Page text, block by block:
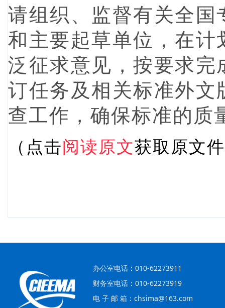
请组织、监督有关全
和主要起草单位，在
泛征求意见，按要求
订任务及相关标准外
查工作，确保标准的质
（点击阅读原文获取原文
办公室电话：010-62273911
财务室电话：010-62273919
电 子 邮 箱：chsima@163.com